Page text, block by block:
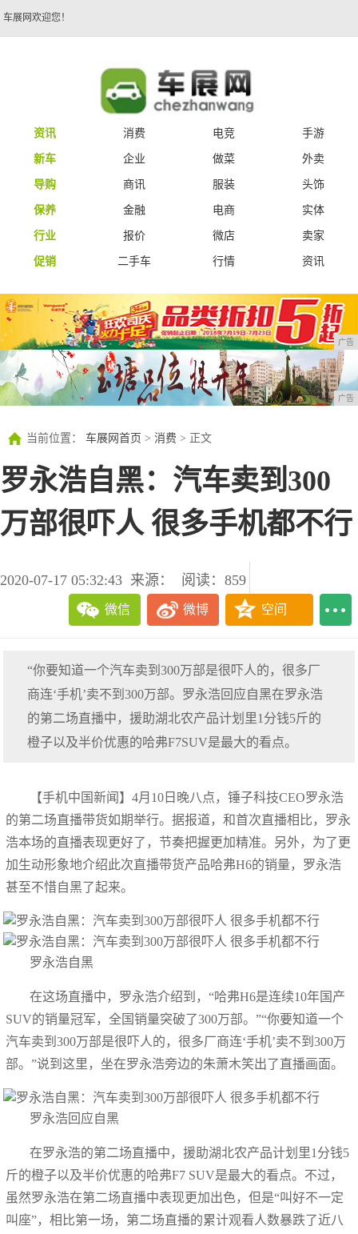
车展网欢迎您！
资讯 消费 电竞
手游
新车
企业 做菜
外卖
导购
商讯 服装
头饰
保养
金融 电商
实体
行业
报价 微店
卖家
促销
二手车 行情 资讯
广告
广告
当前位置： 车展网首页 > 消费 > 正文
罗永浩自黑：汽车卖到300
万部很吓人 很多手机都不行
2020-07-17 05:32:43 来源： 阅读：859
微信 微博 空间
“你要知道一个汽车卖到300万部是很吓人的，很多厂
商连‘手机’卖不到300万部。罗永浩回应自黑在罗永浩
的第二场直播中，援助湖北农产品计划里1分钱5斤的
橙子以及半价优惠的哈弗F7SUV是最大的看点。
【手机中国新闻】4月10日晚八点，锤子科技CEO罗永浩
的第二场直播带货如期举行。据报道，和首次直播相比，罗永
浩本场的直播表现更好了，节奏把握更加精准。另外，为了更
加生动形象地介绍此次直播带货产品哈弗H6的销量，罗永浩
甚至不惜自黑了起来。
罗永浩自黑
在这场直播中，罗永浩介绍到，“哈弗H6是连续10年国产
SUV的销量冠军，全国销量突破了300万部。”“你要知道一个
汽车卖到300万部是很吓人的，很多厂商连‘手机’卖不到300万
部。”说到这里，坐在罗永浩旁边的朱萧木笑出了直播画面。
罗永浩回应自黑
在罗永浩的第二场直播中，援助湖北农产品计划里1分钱5
斤的橙子以及半价优惠的哈弗F7 SUV是最大的看点。不过，
虽然罗永浩在第二场直播中表现更加出色，但是“叫好不一定
叫座”，相比第一场，第二场直播的累计观看人数暴跌了近八